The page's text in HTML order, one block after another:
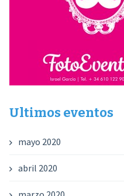
Ultimos eventos
mayo 2020
abril 2020